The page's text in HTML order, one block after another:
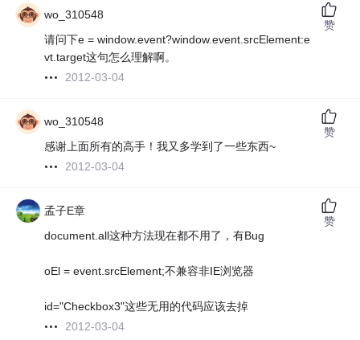
wo_310548
请问下e = window.event?window.event.srcElement:e
vt.target这句怎么理解啊。
2012-03-04
赞
wo_310548
感谢上面所有的高手！我又多学到了一些东西~
2012-03-04
赞
孟子E章
document.all这种方法现在都不用了，有Bug
oEl = event.srcElement;不兼容非IE浏览器
id="Checkbox3"这些无用的代码应该去掉
2012-03-04
赞